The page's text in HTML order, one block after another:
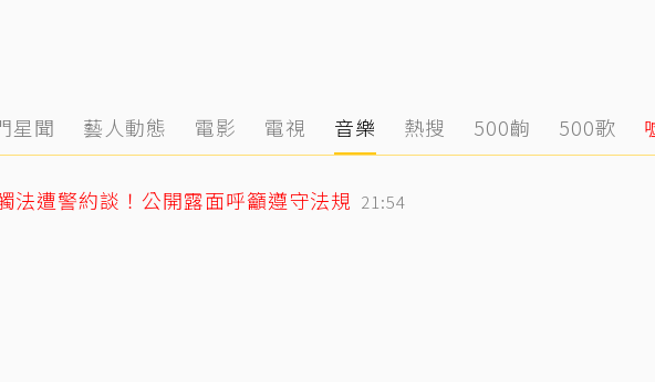
星聞 藝人動態 電影 電視 音樂 熱搜 500齣 500歌
法遭警約談！公開露面呼籲遵守法規 21:54